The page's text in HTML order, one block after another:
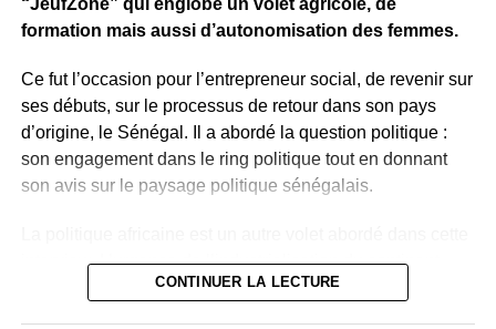
formation mais aussi d’autonomisation des femmes.
Ce fut l’occasion pour l’entrepreneur social, de revenir sur
ses débuts, sur le processus de retour dans son pays
d’origine, le Sénégal. Il a abordé la question politique :
son engagement dans le ring politique tout en donnant
son avis sur le paysage politique sénégalais.
interview. L’urgence de l’industrialisation du continent,
l’urgence d’aider la jeunesse africaine afin qu’elle ait les
CONTINUER LA LECTURE